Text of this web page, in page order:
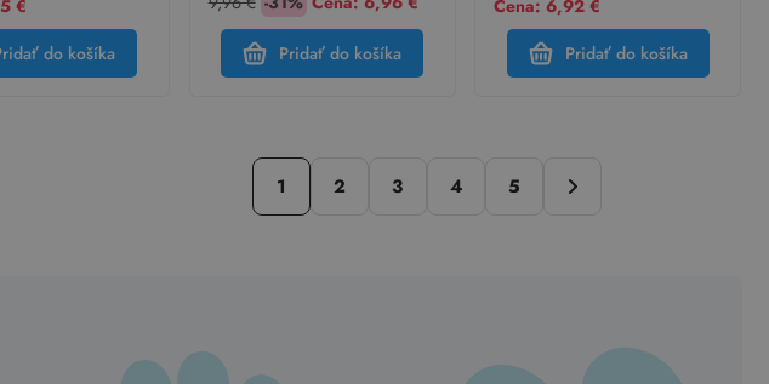
€
do košíka
Pridať do košíka
Cena: 6,92 €
Pridať do košíka
1 2 3 4 5